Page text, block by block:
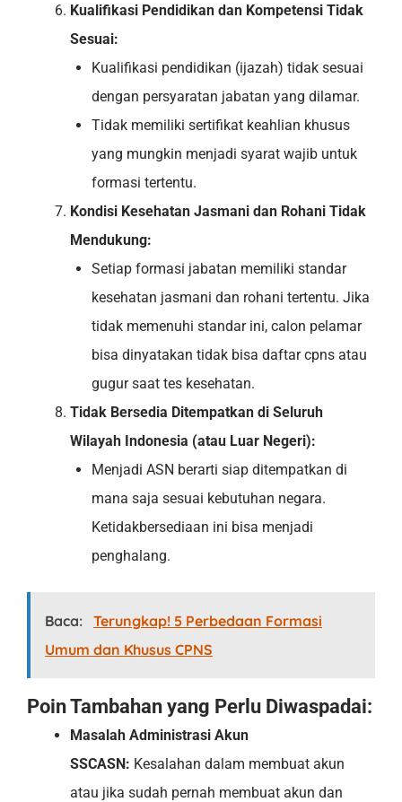
Kualifikasi Pendidikan dan Kompetensi Tidak
Sesuai:
Kualifikasi pendidikan (ijazah) tidak sesuai
dengan persyaratan jabatan yang dilamar.
Tidak memiliki sertifikat keahlian khusus
yang mungkin menjadi syarat wajib untuk
formasi tertentu.
Kondisi Kesehatan Jasmani dan Rohani Tidak
Mendukung:
Setiap formasi jabatan memiliki standar
kesehatan jasmani dan rohani tertentu. Jika
tidak memenuhi standar ini, calon pelamar
bisa dinyatakan tidak bisa daftar cpns atau
gugur saat tes kesehatan.
Tidak Bersedia Ditempatkan di Seluruh
Wilayah Indonesia (atau Luar Negeri):
Menjadi ASN berarti siap ditempatkan di
mana saja sesuai kebutuhan negara.
Ketidakbersediaan ini bisa menjadi
penghalang.
Baca: Terungkap! 5 Perbedaan Formasi
Umum dan Khusus CPNS
Poin Tambahan yang Perlu Diwaspadai:
Masalah Administrasi Akun
SSCASN: Kesalahan dalam membuat akun
atau jika sudah pernah membuat akun dan